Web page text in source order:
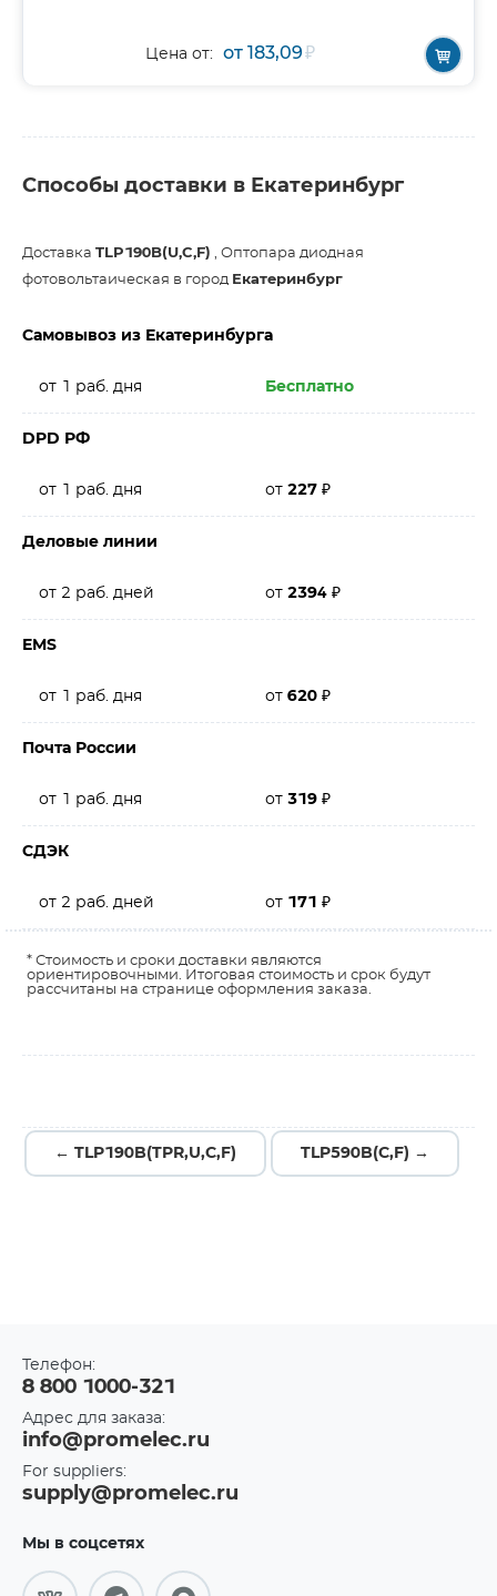
Цена от: от 183,09₽
Способы доставки в Екатеринбург
Доставка TLP190B(U,C,F) , Оптопара диодная
фотовольтаическая в город Екатеринбург
Самовывоз из Екатеринбурга
от 1 раб. дня Бесплатно
DPD РФ
от 1 раб. дня от 227 ₽
Деловые линии
от 2 раб. дней от 2394 ₽
EMS
от 1 раб. дня от 620 ₽
Почта России
от 1 раб. дня от 319 ₽
СДЭК
от 2 раб. дней от 171 ₽
* Стоимость и сроки доставки являются
ориентировочными. Итоговая стоимость и срок будут
рассчитаны на странице оформления заказа.
← TLP190B(TPR,U,C,F) TLP590B(C,F) →
Телефон:
8 800 1000-321
Адрес для заказа:
info@promelec.ru
For suppliers:
supply@promelec.ru
Мы в соцсетях